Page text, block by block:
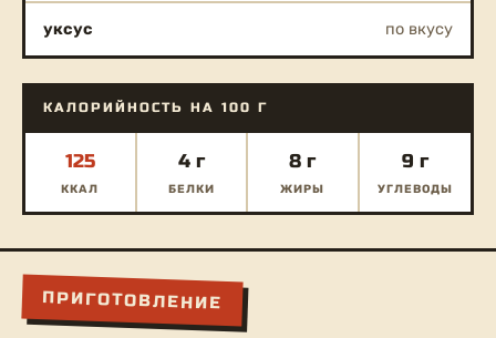
уксус по вкусу
КАЛОРИЙНОСТЬ НА 100 Г
125
ККАЛ
4 г
БЕЛКИ
8 г
ЖИРЫ
9 г
УГЛЕВОДЫ
ПРИГОТОВЛЕНИЕ